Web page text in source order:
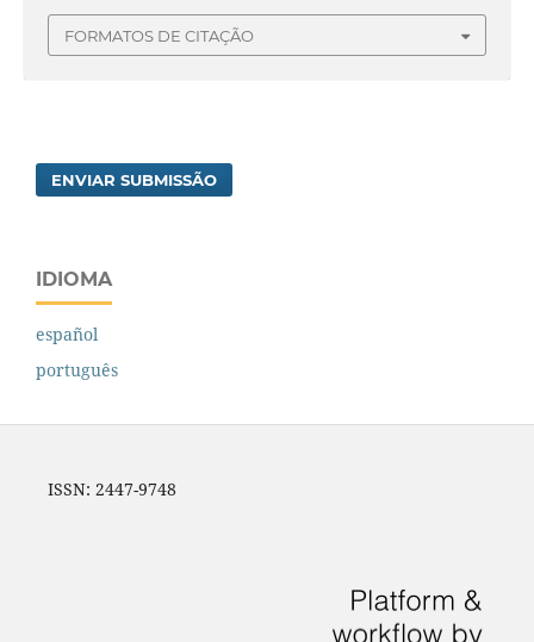
FORMATOS DE CITAÇÃO
ENVIAR SUBMISSÃO
IDIOMA
español
português
ISSN: 2447-9748